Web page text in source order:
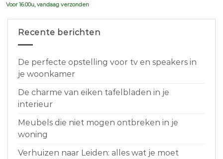
Voor 16.00u, vandaag verzonden
Recente berichten
De perfecte opstelling voor tv en speakers in
je woonkamer
De charme van eiken tafelbladen in je
interieur
Meubels die niet mogen ontbreken in je
woning
Verhuizen naar Leiden: alles wat je moet